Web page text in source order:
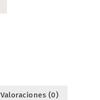
Valoraciones (0)